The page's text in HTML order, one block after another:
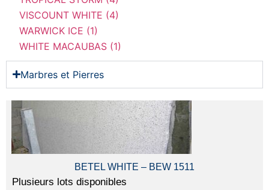
VISCOUNT WHITE (4)
WARWICK ICE (1)
WHITE MACAUBAS (1)
Marbres et Pierres
BETEL WHITE – BEW 1511
Plusieurs lots disponibles